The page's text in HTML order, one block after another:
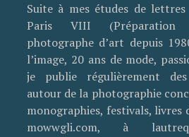
Suite à mes études de
Paris VIII (Préparation
photographe d’art depuis
l’image, 20 ans de mode,
je publie régulièrement
autour de la photographie
monographies, festivals, livres
mowwgli.com, à